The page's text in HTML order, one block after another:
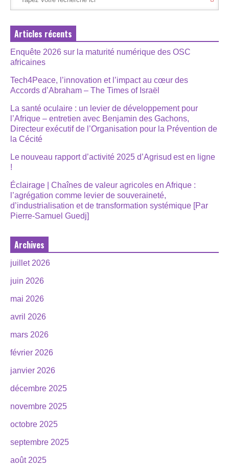
Articles récents
Enquête 2026 sur la maturité numérique des OSC
africaines
Tech4Peace, l’innovation et l’impact au cœur des
Accords d’Abraham – The Times of Israël
La santé oculaire : un levier de développement pour
l’Afrique – entretien avec Benjamin des Gachons,
Directeur exécutif de l’Organisation pour la Prévention de
la Cécité
Le nouveau rapport d’activité 2025 d’Agrisud est en ligne
!
Éclairage | Chaînes de valeur agricoles en Afrique :
l’agrégation comme levier de souveraineté,
d’industrialisation et de transformation systémique [Par
Pierre-Samuel Guedj]
Archives
juillet 2026
juin 2026
mai 2026
avril 2026
mars 2026
février 2026
janvier 2026
décembre 2025
novembre 2025
octobre 2025
septembre 2025
août 2025